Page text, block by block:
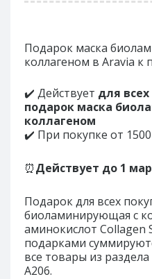
Подарок маска
коллагеном в Aravia к
✔️ Действует для
подарок маска
коллагеном
✔️ При покупке от
⏰Действует до 1
Подарок для всех
биоламинирующая с
аминокислот Collagen
подарками
все товары из
А206.